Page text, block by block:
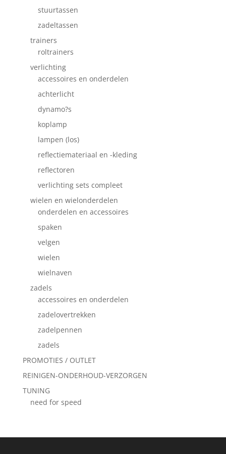
stuurtassen
zadeltassen
trainers
roltrainers
verlichting
accessoires en onderdelen
achterlicht
dynamo?s
koplamp
lampen (los)
reflectiemateriaal en -kleding
reflectoren
verlichting sets compleet
wielen en wielonderdelen
onderdelen en accessoires
spaken
velgen
wielen
wielnaven
zadels
accessoires en onderdelen
zadelovertrekken
zadelpennen
zadels
PROMOTIES / OUTLET
REINIGEN-ONDERHOUD-VERZORGEN
TUNING
need for speed